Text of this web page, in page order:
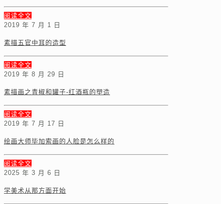
阅读全文
2019 年 7 月 1 日
素描五官中耳的造型
阅读全文
2019 年 8 月 29 日
素描画之青椒和罐子-红酒瓶的塑造
阅读全文
2019 年 7 月 17 日
绘画大师毕加索画的人脸是怎么样的
阅读全文
2025 年 3 月 6 日
学美术从那方面开始